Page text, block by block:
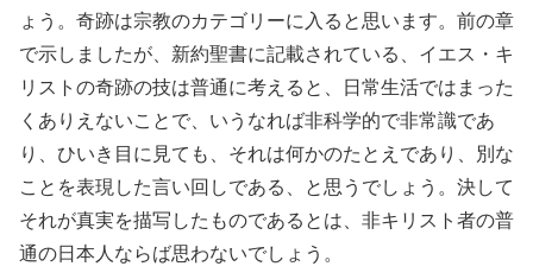
ょう。奇跡は宗教のカテゴリーに入ると思います。前の章
で示しましたが、新約聖書に記載されている、イエス・キ
リストの奇跡の技は普通に考えると、日常生活ではまった
くありえないことで、いうなれば非科学的で非常識であ
り、ひいき目に見ても、それは何かのたとえであり、別な
ことを表現した言い回しである、と思うでしょう。決して
それが真実を描写したものであるとは、非キリスト者の普
通の日本人ならば思わないでしょう。